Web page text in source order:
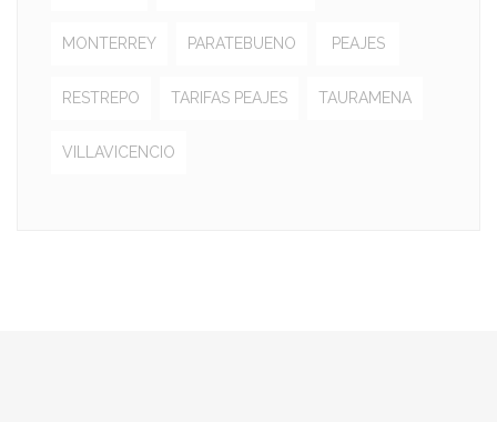
MONTERREY PARATEBUENO PEAJES
RESTREPO TARIFAS PEAJES TAURAMENA
VILLAVICENCIO